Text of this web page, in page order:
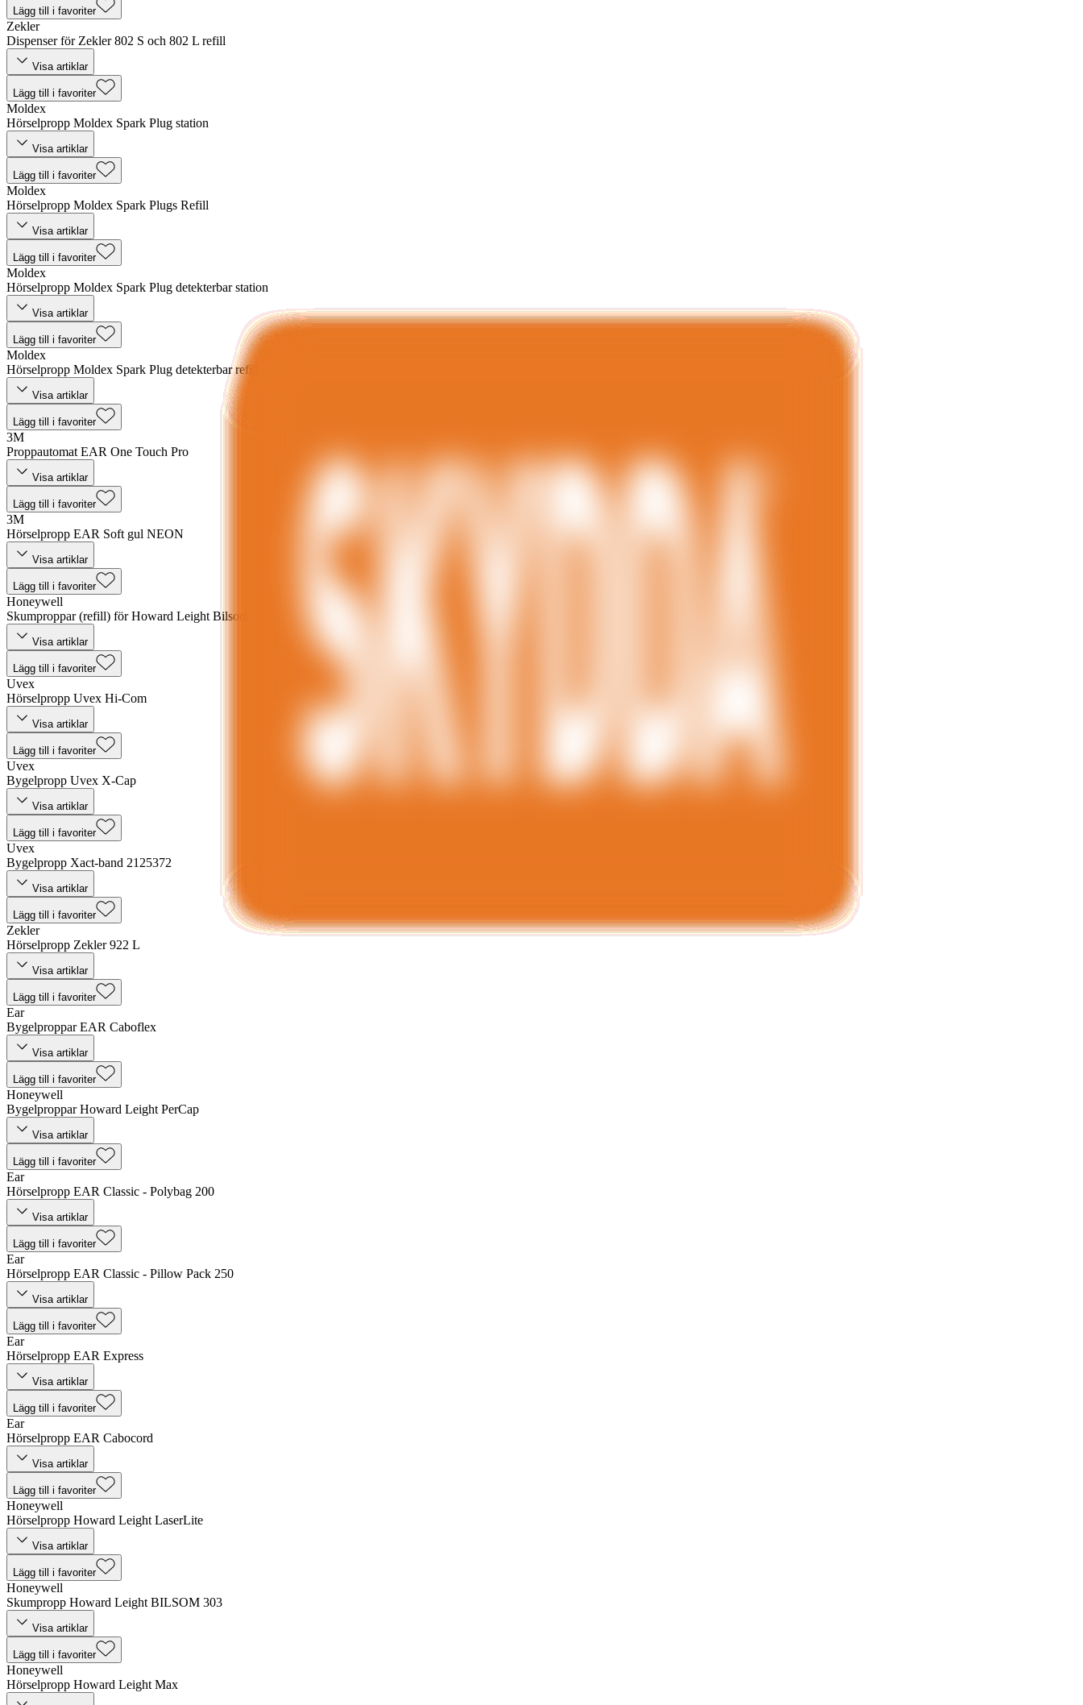
Lägg till i favoriter
Zekler
Dispenser för Zekler 802 S och 802 L refill
Visa artiklar
Lägg till i favoriter
Moldex
Hörselpropp Moldex Spark Plug station
Visa artiklar
Lägg till i favoriter
Moldex
Hörselpropp Moldex Spark Plugs Refill
Visa artiklar
Lägg till i favoriter
Moldex
Hörselpropp Moldex Spark Plug detekterbar station
Visa artiklar
Lägg till i favoriter
Moldex
Hörselpropp Moldex Spark Plug detekterbar refill
Visa artiklar
Lägg till i favoriter
3M
Proppautomat EAR One Touch Pro
Visa artiklar
Lägg till i favoriter
3M
Hörselpropp EAR Soft gul NEON
Visa artiklar
Lägg till i favoriter
Honeywell
Skumproppar (refill) för Howard Leight Bilsomat 303
Visa artiklar
Lägg till i favoriter
Uvex
Hörselpropp Uvex Hi-Com
Visa artiklar
Lägg till i favoriter
Uvex
Bygelpropp Uvex X-Cap
Visa artiklar
Lägg till i favoriter
Uvex
Bygelpropp Xact-band 2125372
Visa artiklar
Lägg till i favoriter
Zekler
Hörselpropp Zekler 922 L
Visa artiklar
Lägg till i favoriter
Ear
Bygelproppar EAR Caboflex
Visa artiklar
Lägg till i favoriter
Honeywell
Bygelproppar Howard Leight PerCap
Visa artiklar
Lägg till i favoriter
Ear
Hörselpropp EAR Classic - Polybag 200
Visa artiklar
Lägg till i favoriter
Ear
Hörselpropp EAR Classic - Pillow Pack 250
Visa artiklar
Lägg till i favoriter
Ear
Hörselpropp EAR Express
Visa artiklar
Lägg till i favoriter
Ear
Hörselpropp EAR Cabocord
Visa artiklar
Lägg till i favoriter
Honeywell
Hörselpropp Howard Leight LaserLite
Visa artiklar
Lägg till i favoriter
Honeywell
Skumpropp Howard Leight BILSOM 303
Visa artiklar
Lägg till i favoriter
Honeywell
Hörselpropp Howard Leight Max